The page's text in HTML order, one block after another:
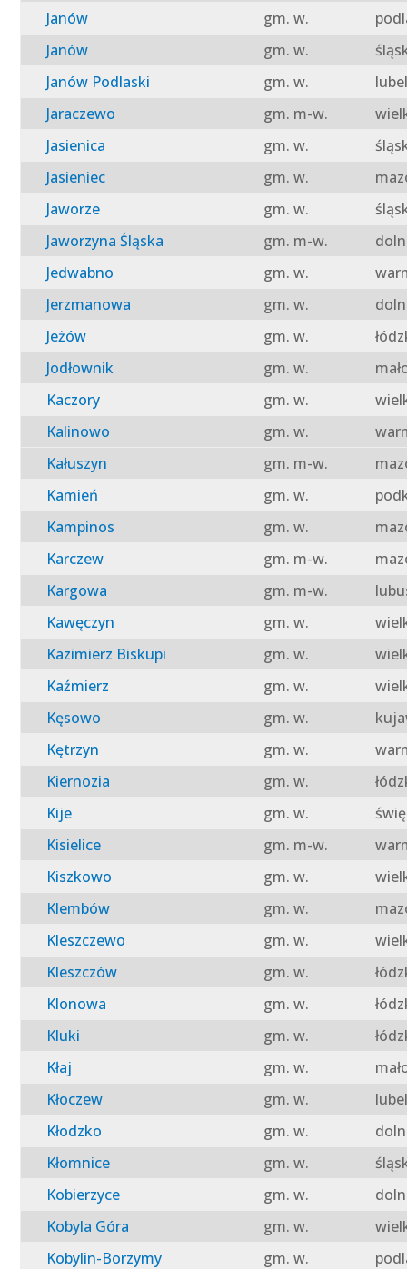
Janów gm. w.
Janów
gm. w.
Janów Podlaski
gm. w.
Jaraczewo
gm. m-w.
Jasienica
gm. w.
Jasieniec
gm. w.
Jaworze
gm. w.
Jaworzyna Śląska
gm. m-w.
Jedwabno
gm. w.
Jerzmanowa
gm. w.
Jeżów
gm. w.
Jodłownik
gm. w.
Kaczory
gm. w.
Kalinowo
gm. w.
Kałuszyn
gm. m-w.
Kamień
gm. w.
Kampinos
gm. w.
Karczew
gm. m-w.
Kargowa
gm. m-w.
Kawęczyn
gm. w.
Kazimierz Biskupi
gm. w.
Kaźmierz
gm. w.
Kęsowo
gm. w.
Kętrzyn
gm. w.
Kiernozia
gm. w.
Kije
gm. w.
Kisielice
gm. m-w.
Kiszkowo
gm. w.
Klembów
gm. w.
Kleszczewo
gm. w.
Kleszczów
gm. w.
Klonowa
gm. w.
Kluki
gm. w.
Kłaj
gm. w.
Kłoczew
gm. w.
Kłodzko
gm. w.
Kłomnice
gm. w.
Kobierzyce
gm. w.
Kobyla Góra
gm. w.
Kobylin-Borzymy
gm. w.